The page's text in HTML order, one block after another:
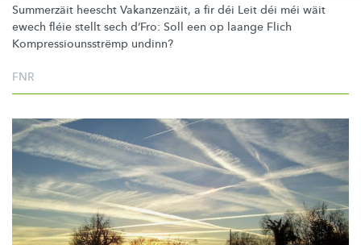
Summerzäit heescht Vakanzenzäit, a fir déi Leit déi méi wäit
ewech fléie stellt sech d’Fro: Soll een op laange Flich
Kompressiounsstrëmp undinn?
FNR